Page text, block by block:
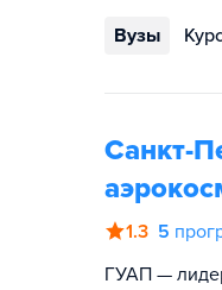
Вузы
Санкт-
1.3 5
ГУАП —